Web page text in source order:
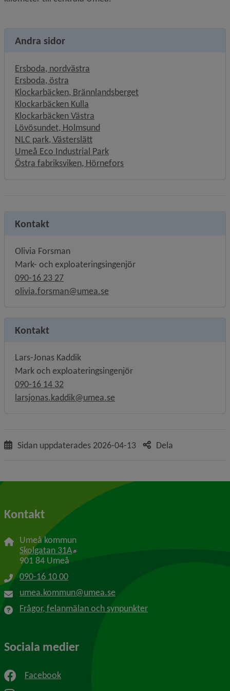
Andra sidor
Ersboda, nordvästra
Ersboda, östra
Klockarbäcken, Brännlandsberget
Klockarbäcken Kulla
Klockarbäcken Västra
Lövösundet, Holmsund
NLC park, Västerslätt
Umeå Eco Industrial Park
Östra fabriksviken, Hörnefors
Kontakt
Olivia Forsman
Mark- och exploateringsingenjör
090-16 23 27
olivia.forsman@umea.se
Kontakt
Lars-Jonas Kaddik
Mark och exploateringsingenjör
090-16 14 32
larsjonas.kaddik@umea.se
Sidan uppdaterades 2026-04-13 Dela
Kontakt
Umeå kommun
Skolgatan 31A Länk till annan webbplats, öppnas i nytt
901 84 Umeå
090-16 10 00
umea.kommun@umea.se
Frågor, felanmälan och synpunkter
Sociala medier
Facebook